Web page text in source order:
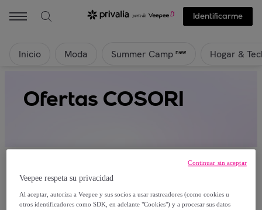
Identificarme
Inicio Moda Summer Camp new Hogar &
Ofertas COSORI
Actualmente no hay productos disponibles.
Veepee respeta su privacidad
Al aceptar, autoriza a Veepee y sus socios a usar rastreadores (como cookies u
otros identificadores como SDK, en adelante "Cookies") y a procesar sus datos
Continuar sin aceptar